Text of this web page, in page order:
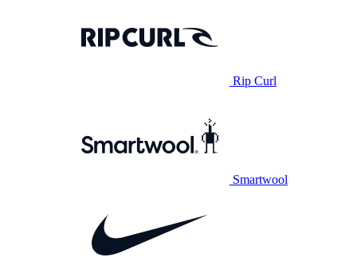
Rip Curl
Smartwool